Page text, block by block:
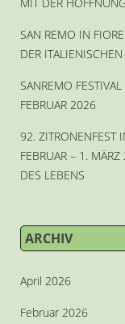
SAN REMO IN
DER ITALIENISCHEN
SANREMO
FEBRUAR 2026
92. ZITRONENFEST
FEBRUAR – 1.
DES LEBENS
ARCHIV
April 2026
Februar 2026